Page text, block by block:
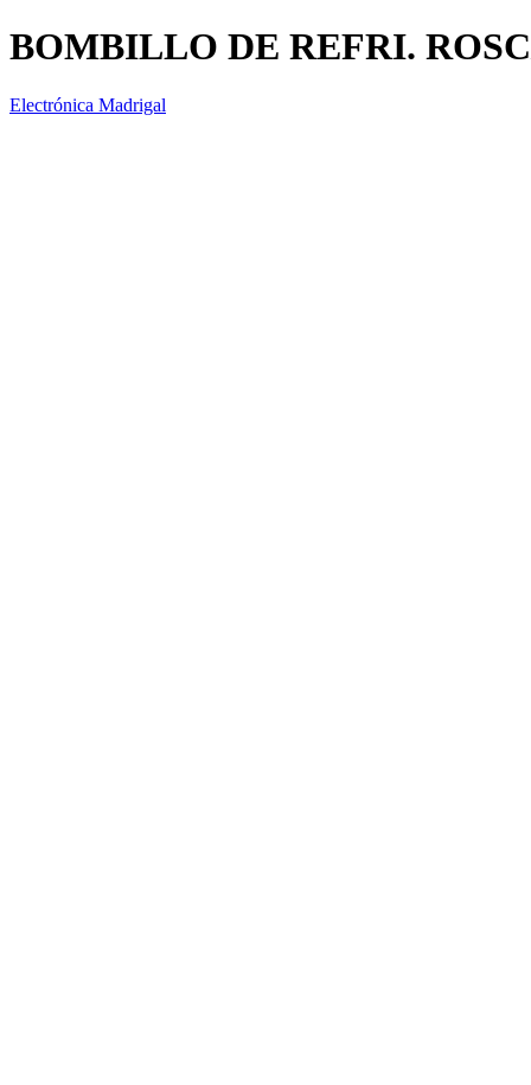
BOMBILLO DE REFRI.
Electrónica Madrigal